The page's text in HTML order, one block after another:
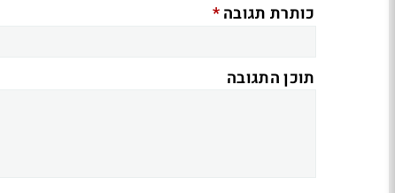
כותרת תגובה*
תוכן התגובה